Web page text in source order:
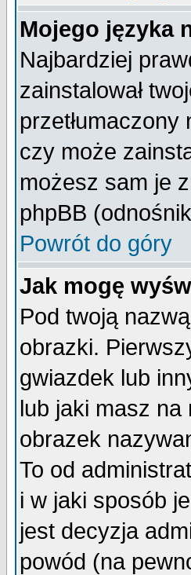
Mojego języka
Najbardziej
zainstalował
czy może
możesz sam je
phpBB
Powrót do góry
Jak mogę
Pod twoją
obrazki.
gwiazdek lub
lub jaki masz
obrazek
To od
i w jaki sposób
jest decyzja
powód (na